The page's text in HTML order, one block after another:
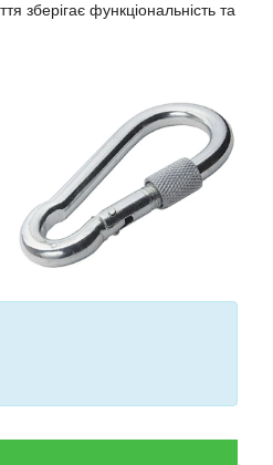
зберігає функціональність та